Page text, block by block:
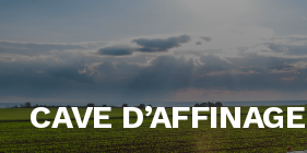
CAVE D’AFFINAGE